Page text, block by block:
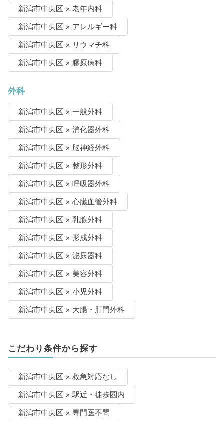
新潟市中央区 × 老年内科
新潟市中央区 × アレルギー科
新潟市中央区 × リウマチ科
新潟市中央区 × 膠原病科
外科
新潟市中央区 × 一般外科
新潟市中央区 × 消化器外科
新潟市中央区 × 脳神経外科
新潟市中央区 × 整形外科
新潟市中央区 × 呼吸器外科
新潟市中央区 × 心臓血管外科
新潟市中央区 × 乳腺外科
新潟市中央区 × 形成外科
新潟市中央区 × 泌尿器科
新潟市中央区 × 美容外科
新潟市中央区 × 小児外科
新潟市中央区 × 大腸・肛門外科
こだわり条件から探す
新潟市中央区 × 救急対応なし
新潟市中央区 × 駅近・徒歩圏内
新潟市中央区 × 専門医不問